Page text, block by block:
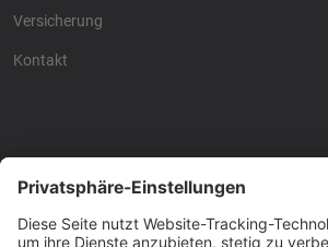
Versicherung
Kontakt